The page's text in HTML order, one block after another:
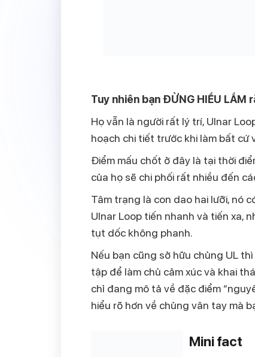
Tuy nhiên bạn ĐỪNG HIỂU
Họ vẫn là người rất lý trí, Ulnar
hoạch chi tiết trước khi làm bất cứ
Điểm mấu chốt ở đây là tại thời
của họ sẽ chi phối rất nhiều đến
Tâm trạng là con dao hai lưỡi, nó
Ulnar Loop tiến nhanh và tiến xa,
tụt dốc không phanh.
Nếu bạn cũng sở hữu chủng UL
tập để làm chủ cảm xúc và khai
chỉ đang mô tả về đặc điểm
hiểu rõ hơn về chủng vân tay mà
Mini fact